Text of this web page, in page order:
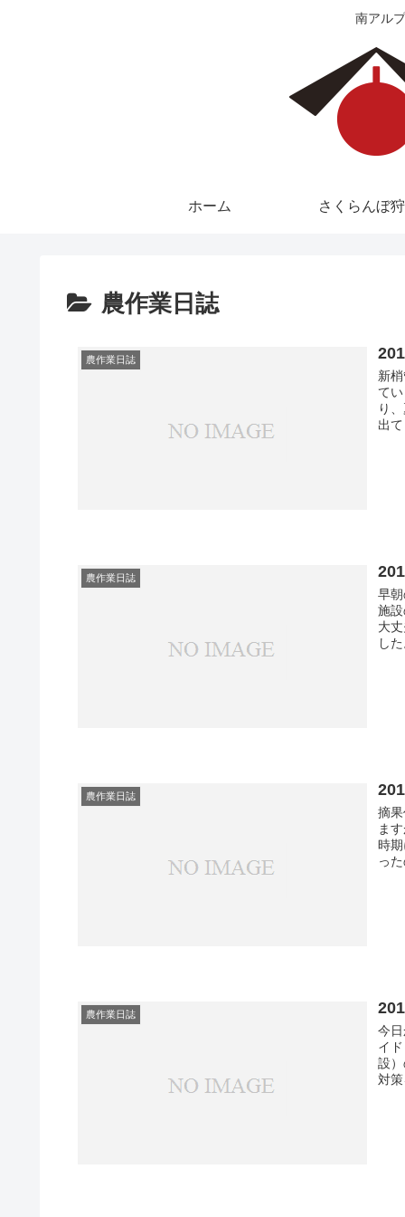
南アル
ホーム さくらんぼ
農作業日誌
農作業日誌
新
て
り
出
農作業日誌
早
施
大
し
農作業日誌
摘
ま
時
っ
農作業日誌
今
イ
設
対